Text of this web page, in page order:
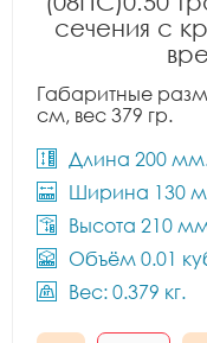
сечения с
Габаритные
см, вес 379 гр.
Длина 200
Ширина 130
Высота 210
Объём 0.01
Вес: 0.379 кг.